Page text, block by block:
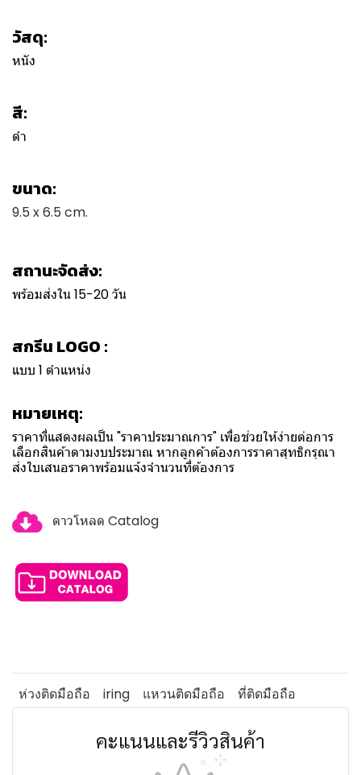
วัสดุ:
หนัง
สี:
ดำ
ขนาด:
9.5 x 6.5 cm.
สถานะจัดส่ง:
พร้อมส่งใน 15-20 วัน
สกรีน LOGO :
แบบ 1 ตำแหน่ง
หมายเหตุ:
ราคาที่แสดงผลเป็น "ราคาประมาณการ" เพื่อช่วยให้ง่ายต่อการ
เลือกสินค้าตามงบประมาณ หากลูกค้าต้องการราคาสุทธิกรุณา
ส่งใบเสนอราคาพร้อมแจ้งจำนวนที่ต้องการ
ดาวโหลด Catalog
ห่วงติดมือถือ iring แหวนติดมือถือ ที่ติดมือถือ
คะแนนและรีวิวสินค้า